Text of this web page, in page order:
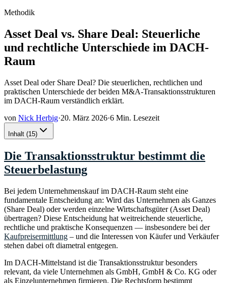
Methodik
Asset Deal vs. Share Deal: Steuerliche
und rechtliche Unterschiede im DACH-
Raum
Asset Deal oder Share Deal? Die steuerlichen, rechtlichen und
praktischen Unterschiede der beiden M&A-Transaktionsstrukturen
im DACH-Raum verständlich erklärt.
von Nick Herbig·20. März 2026·6 Min. Lesezeit
Inhalt (15)
Die Transaktionsstruktur bestimmt die
Steuerbelastung
Bei jedem Unternehmenskauf im DACH-Raum steht eine
fundamentale Entscheidung an: Wird das Unternehmen als Ganzes
(Share Deal) oder werden einzelne Wirtschaftsgüter (Asset Deal)
übertragen? Diese Entscheidung hat weitreichende steuerliche,
rechtliche und praktische Konsequenzen — insbesondere bei der
Kaufpreisermittlung – und die Interessen von Käufer und Verkäufer
stehen dabei oft diametral entgegen.
Im DACH-Mittelstand ist die Transaktionsstruktur besonders
relevant, da viele Unternehmen als GmbH, GmbH & Co. KG oder
als Einzelunternehmen firmieren. Die Rechtsform bestimmt